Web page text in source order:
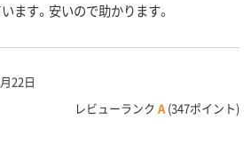
ます。安いので助かります。
22日
レビューランク A (347ポイント)